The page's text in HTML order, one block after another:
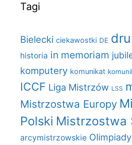
Tagi
Bielecki ciekawostki DE
historia in memoriam
komputery komunikat
ICCF Liga Mistrzów LSS
Mistrzostwa Europy
Polski Mistrzostwa
arcymistrzowskie Olimpiady